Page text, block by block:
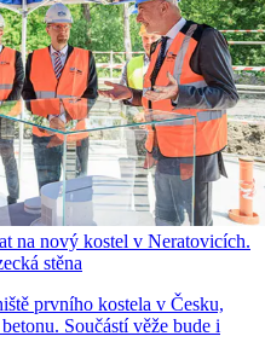
na nový kostel v Neratovicích.
stěna
prvního kostela v Česku,
Součástí věže bude i